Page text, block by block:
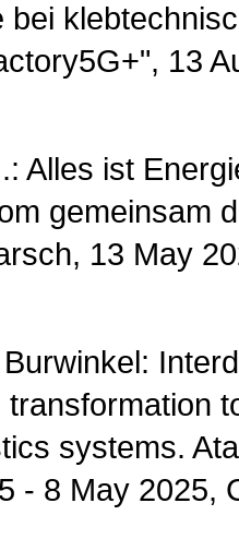
bei
13
Alles ist
gemeinsam
13 May
systems.
- 8 May 2025,